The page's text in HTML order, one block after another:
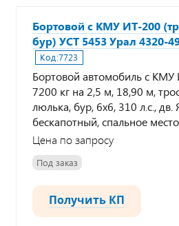
Бортовой с КМУ ИТ-200
бур) УСТ 5453 Урал 4320-
Код:7723
Бортовой автомобиль с
7200 кг на 2,5 м, 18,90 м,
люлька, бур, 6х6, 310 л.с.,
бескапотный, спальное место
Цена по запросу
Под заказ
Получить КП